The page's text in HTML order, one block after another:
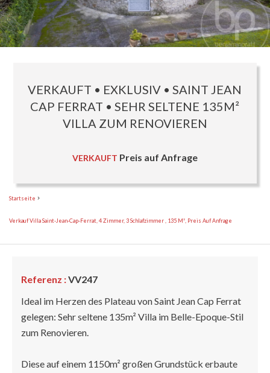
VERKAUFT • EXKLUSIV • SAINT JEAN
CAP FERRAT • SEHR SELTENE 135M²
VILLA ZUM RENOVIEREN
VERKAUFT Preis auf Anfrage
Startseite
Verkauf Villa Saint-Jean-Cap-Ferrat, 4 Zimmer, 3 Schlafzimmer , 135 M², Preis Auf Anfrage
Referenz :VV247
Ideal im Herzen des Plateau von Saint Jean Cap Ferrat
gelegen: Sehr seltene 135m² Villa im Belle-Epoque-Stil
zum Renovieren.
Diese auf einem 1150m² großen Grundstück erbaute